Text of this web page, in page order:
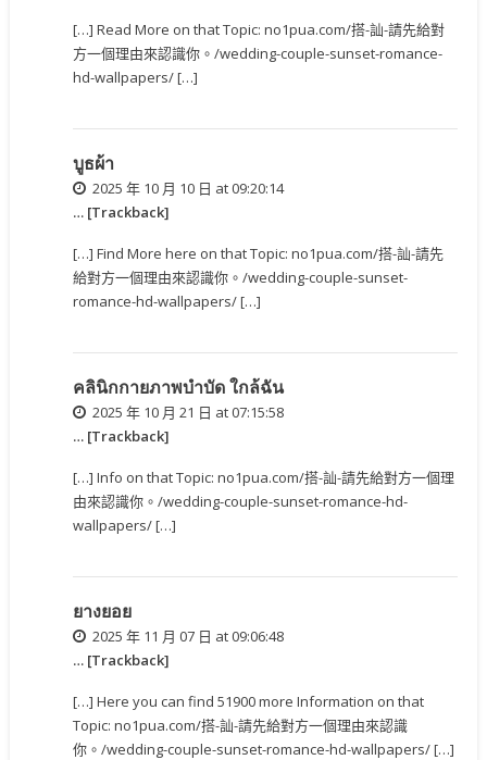
[…] Read More on that Topic: no1pua.com/搭-訕-請先給對
方一個理由來認識你。/wedding-couple-sunset-romance-
hd-wallpapers/ […]
บูธผ้า
2025 年 10 月 10 日 at 09:20:14
… [Trackback]
[…] Find More here on that Topic: no1pua.com/搭-訕-請先
給對方一個理由來認識你。/wedding-couple-sunset-
romance-hd-wallpapers/ […]
คลินิกกายภาพบำบัด ใกล้ฉัน
2025 年 10 月 21 日 at 07:15:58
… [Trackback]
[…] Info on that Topic: no1pua.com/搭-訕-請先給對方一個理
由來認識你。/wedding-couple-sunset-romance-hd-
wallpapers/ […]
ยางยอย
2025 年 11 月 07 日 at 09:06:48
… [Trackback]
[…] Here you can find 51900 more Information on that
Topic: no1pua.com/搭-訕-請先給對方一個理由來認識
你。/wedding-couple-sunset-romance-hd-wallpapers/ […]